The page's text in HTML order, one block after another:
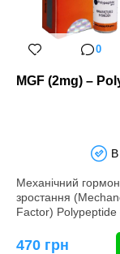
0
MGF (2mg) –
В
Механічний гормон
зростання
Factor) Polypeptide
470 грн